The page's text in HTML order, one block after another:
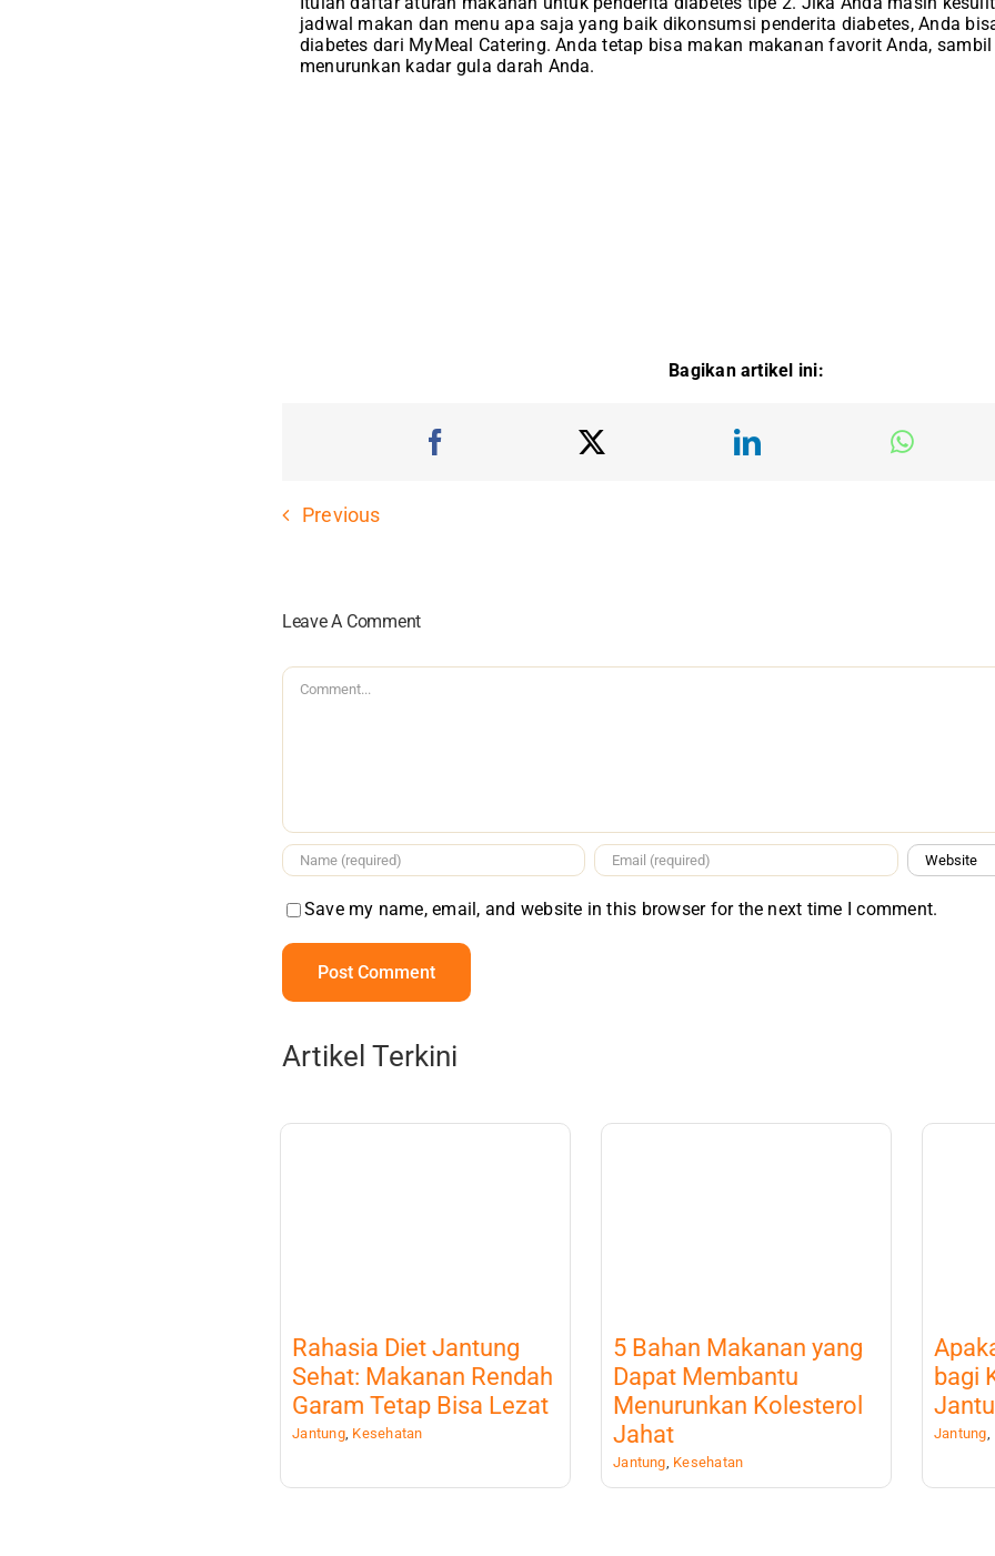
jadwal makan dan menu apa saja yang baik dikonsumsi penderita diabetes, Anda
diabetes dari MyMeal Catering. Anda tetap bisa makan makanan favorit Anda,
menurunkan kadar gula darah Anda.
Bagikan artikel ini:
Previous
Leave A Comment
Comment
Save my name, email, and website in this browser for the next time I comment.
Artikel Terkini
Rahasia Diet Jantung
Sehat: Makanan Rendah
Garam Tetap Bisa Lezat
Jantung, Kesehatan
5 Bahan Makanan yang
Dapat Membantu
Menurunkan Kolesterol
Jahat
Jantung, Kesehatan
bagi
Jantung,